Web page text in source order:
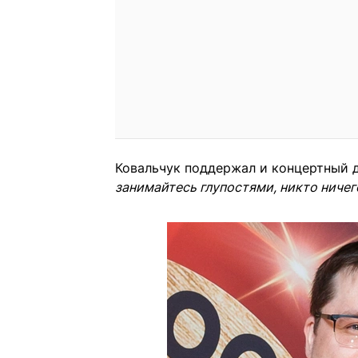
Ковальчук поддержал и
занимайтесь глупостями, никто